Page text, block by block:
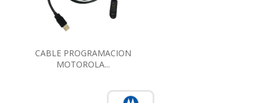
CABLE PROGRAMACION
MOTOROLA...